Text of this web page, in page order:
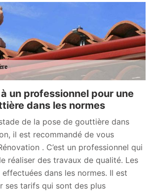
un professionnel pour une
dans les normes
de la pose de gouttière dans
il est recommandé de vous
. C’est un professionnel qui
réaliser des travaux de qualité. Les
dans les normes. Il est
ses tarifs qui sont des plus